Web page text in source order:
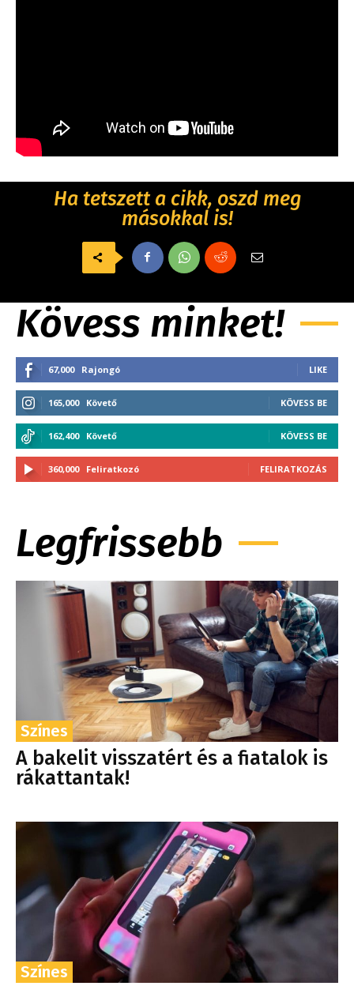
Ha tetszett a cikk, oszd meg
másokkal is!
Kövess minket!
67,000 Rajongó LIKE
165,000 Követő KÖVESS BE
162,400 Követő KÖVESS BE
360,000 Feliratkozó FELIRATKOZÁS
Legfrissebb
Színes
A bakelit visszatért és a fiatalok is
rákattantak!
Színes